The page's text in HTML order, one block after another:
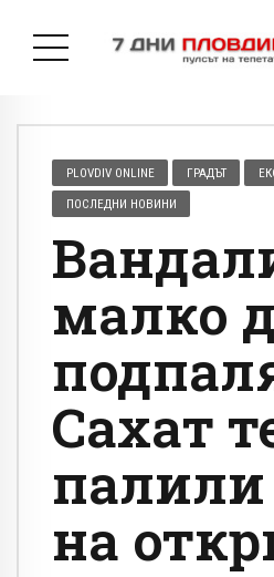
PLOVDIV ONLINE ГРАДЪТ
ПОСЛЕДНИ НОВИНИ
малко
Сахат
на